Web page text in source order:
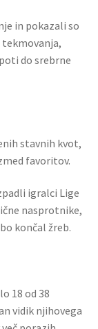
in pokazali so
do srebrne
stavnih kvot,
favoritov.
igralci Lige
nasprotnike,
končal žreb.
18 od 38
vidik njihovega